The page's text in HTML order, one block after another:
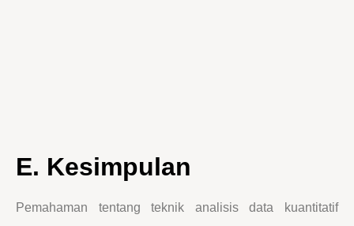
E. Kesimpulan
Pemahaman tentang teknik analisis data kuantitatif